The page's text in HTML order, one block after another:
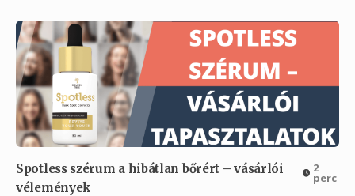
Spotless szérum a hibátlan bőrért – vásárlói
vélemények
2
perc